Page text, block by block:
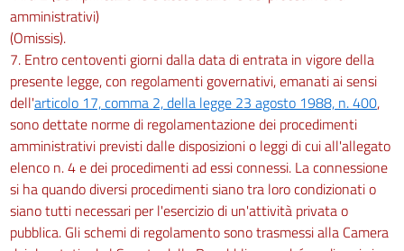
amministrativi)
(Omissis).
7. Entro centoventi giorni dalla data di entrata in vigore della
presente legge, con regolamenti governativi, emanati ai sensi
dell'articolo 17, comma 2, della legge 23 agosto 1988, n. 400,
sono dettate norme di regolamentazione dei procedimenti
amministrativi previsti dalle disposizioni o leggi di cui all'allegato
elenco n. 4 e dei procedimenti ad essi connessi. La connessione
si ha quando diversi procedimenti siano tra loro condizionati o
siano tutti necessari per l'esercizio di un'attività privata o
pubblica. Gli schemi di regolamento sono trasmessi alla Camera